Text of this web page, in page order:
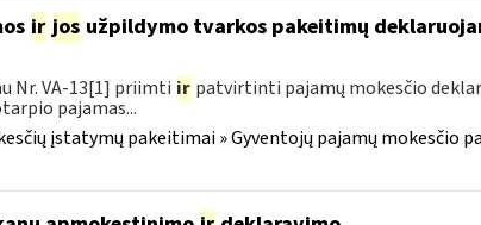
ir jos užpildymo tvarkos pakeitimų
Nr. VA-13[1] priimti ir patvirtinti pajamų mokesčio
pajamas...
įstatymų pakeitimai » Gyventojų pajamų mokesčio